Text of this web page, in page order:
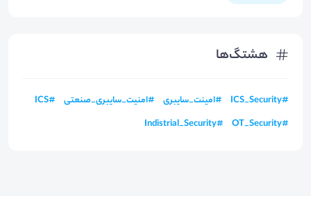
هشتگ‌ها
#
ICS_Security
#امینت_سایبری #امنیت_سایبری_صنعتی #
ICS
#
OT_Security
#
Indistrial_Security